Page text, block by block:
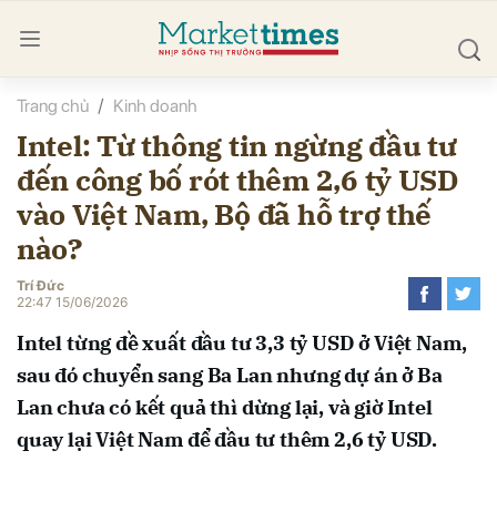
Trang chủ Kinh doanh
Intel: Từ thông tin ngừng đầu tư
đến công bố rót thêm 2,6 tỷ USD
vào Việt Nam, Bộ đã hỗ trợ thế
nào?
Trí Đức
22:47 15/06/2026
Intel từng đề xuất đầu tư 3,3 tỷ USD ở Việt Nam,
sau đó chuyển sang Ba Lan nhưng dự án ở Ba
Lan chưa có kết quả thì dừng lại, và giờ Intel
quay lại Việt Nam để đầu tư thêm 2,6 tỷ USD.
luận